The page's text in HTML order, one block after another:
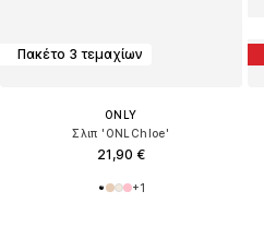
Πακέτο 3 τεμαχίων
ONLY
Σλιπ 'ONLChloe'
21,90 €
+1